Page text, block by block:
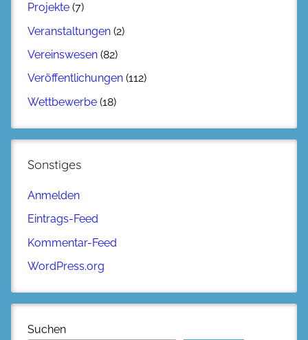
Projekte (7)
Veranstaltungen (2)
Vereinswesen (82)
Veröffentlichungen (112)
Wettbewerbe (18)
Sonstiges
Anmelden
Eintrags-Feed
Kommentar-Feed
WordPress.org
Suchen